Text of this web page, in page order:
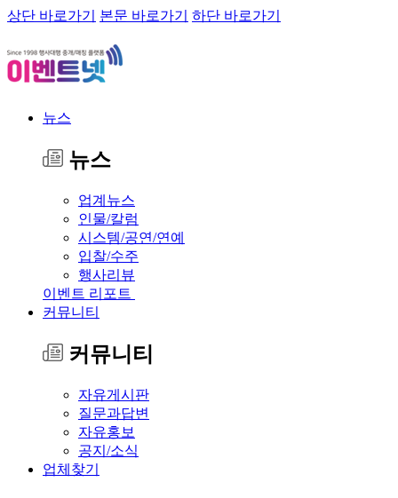
상단 바로가기 본문 바로가기 하단 바로가기
뉴스
뉴스
업계뉴스
인물/칼럼
시스템/공연/연예
입찰/수주
행사리뷰
이벤트 리포트
커뮤니티
커뮤니티
자유게시판
질문과답변
자유홍보
공지/소식
업체찾기